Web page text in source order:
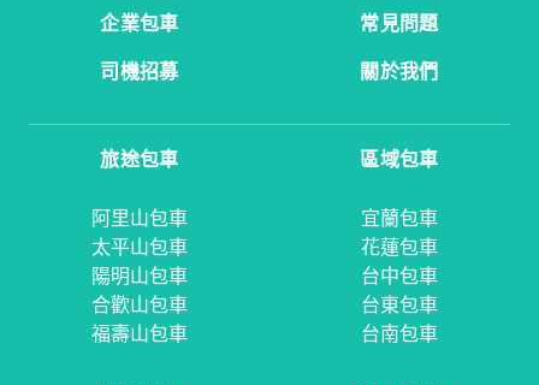
企業包車
常見問題
司機招募
關於我們
旅途包車
阿里山包車
太平山包車
陽明山包車
合歡山包車
福壽山包車
區域包車
宜蘭包車
花蓮包車
台中包車
台東包車
台南包車